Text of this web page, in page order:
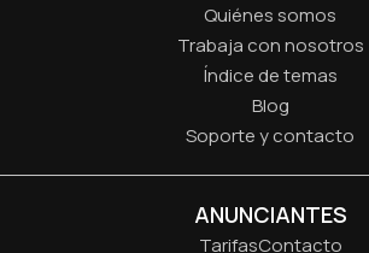
Quiénes somos
Trabaja con nosotros
Índice de temas
Blog
Soporte y contacto
ANUNCIANTES
TarifasContacto